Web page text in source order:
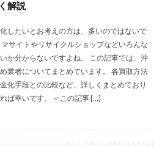
解説
したいとお考えの方は、多いのではないで
サイトやリサイクルショップなどいろんな
か分からないですよね。 この記事では、沖
業者についてまとめています。 各買取方法
化手段との比較など、詳しくまとめており
ば幸いです。 ＜この記事 […]